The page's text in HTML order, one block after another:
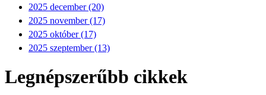
2025 december (20)
2025 november (17)
2025 október (17)
2025 szeptember (13)
Legnépszerűbb cikkek